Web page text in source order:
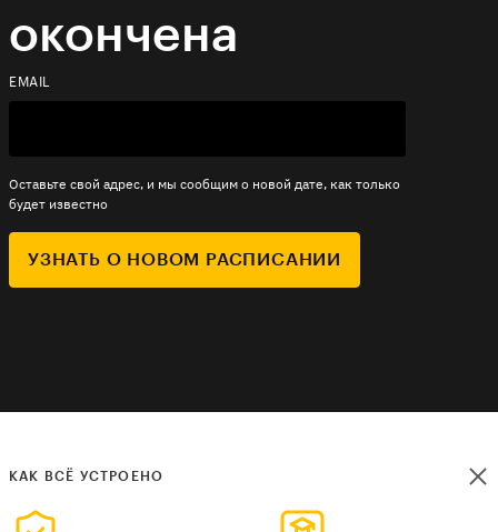
окончена
EMAIL
Оставьте свой адрес, и мы сообщим о новой дате, как только
будет известно
УЗНАТЬ О НОВОМ РАСПИСАНИИ
КАК ВСЁ УСТРОЕНО